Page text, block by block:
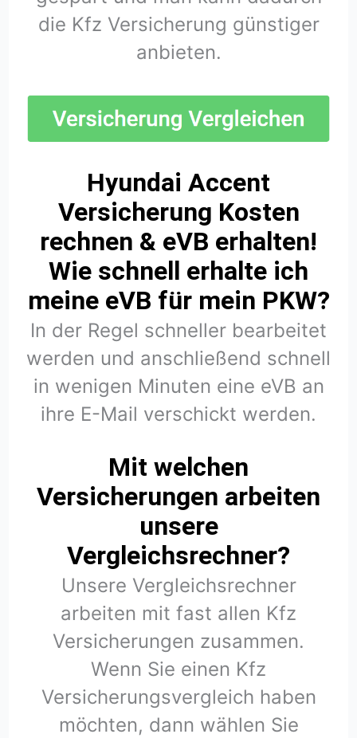
die Kfz Versicherung günstiger
anbieten.
Hyundai Accent
Versicherung Kosten
rechnen & eVB erhalten!
Wie schnell erhalte ich
meine eVB für mein PKW?
In der Regel schneller bearbeitet
werden und anschließend schnell
in wenigen Minuten eine eVB an
ihre E-Mail verschickt werden.
Mit welchen
Versicherungen arbeiten
unsere
Vergleichsrechner?
Unsere Vergleichsrechner
arbeiten mit fast allen Kfz
Versicherungen zusammen.
Wenn Sie einen Kfz
Versicherungsvergleich haben
möchten, dann wählen Sie